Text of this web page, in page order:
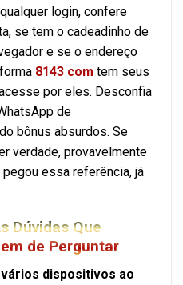
login, confere
se tem o cadeadinho de
e se o endereço
8143 com tem seus
por eles. Desconfia
de
bônus absurdos. Se
verdade, provavelmente
essa referência, já
Dúvidas Que
de Perguntar
dispositivos ao